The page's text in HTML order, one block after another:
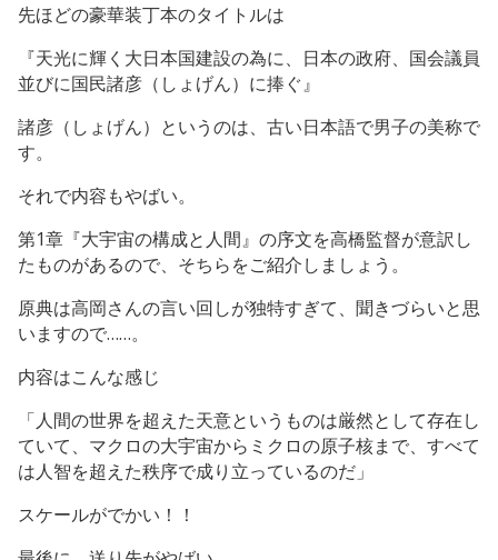
先ほどの豪華装丁本のタイトルは
『天光に輝く大日本国建設の為に、日本の政府、国会議員
並びに国民諸彦（しょげん）に捧ぐ』
諸彦（しょげん）というのは、古い日本語で男子の美称で
す。
それで内容もやばい。
第1章『大宇宙の構成と人間』の序文を高橋監督が意訳し
たものがあるので、そちらをご紹介しましょう。
原典は高岡さんの言い回しが独特すぎて、聞きづらいと思
いますので……。
内容はこんな感じ
「人間の世界を超えた天意というものは厳然として存在し
ていて、マクロの大宇宙からミクロの原子核まで、すべて
は人智を超えた秩序で成り立っているのだ」
スケールがでかい！！